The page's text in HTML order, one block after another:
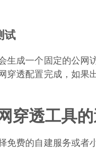
试
生成一个固定的公网
穿透配置完成，如果
穿透工具
免费的自建服务或者